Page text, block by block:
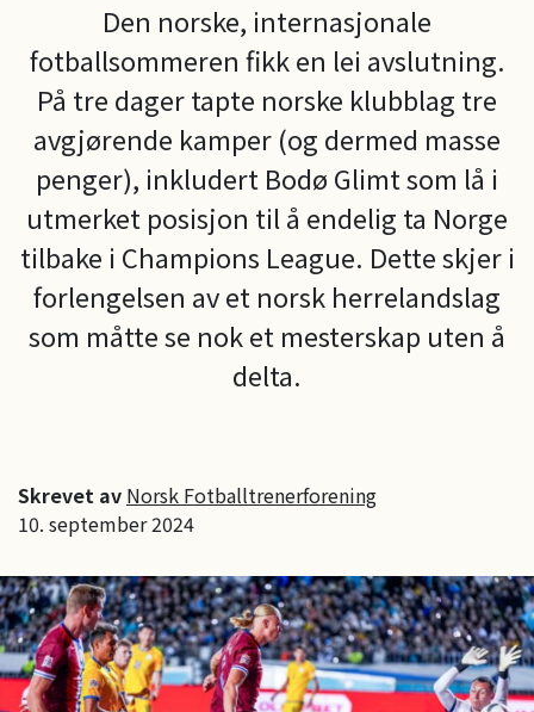
Den norske, internasjonale
fotballsommeren fikk en lei avslutning.
På tre dager tapte norske klubblag tre
avgjørende kamper (og dermed masse
penger), inkludert Bodø Glimt som lå i
utmerket posisjon til å endelig ta Norge
tilbake i Champions League. Dette skjer i
forlengelsen av et norsk herrelandslag
som måtte se nok et mesterskap uten å
delta.
Skrevet av Norsk Fotballtrenerforening
10. september 2024